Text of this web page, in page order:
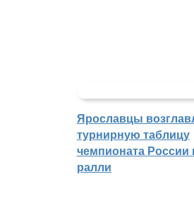
Ярославцы
турнирную таблицу
чемпионата России
ралли